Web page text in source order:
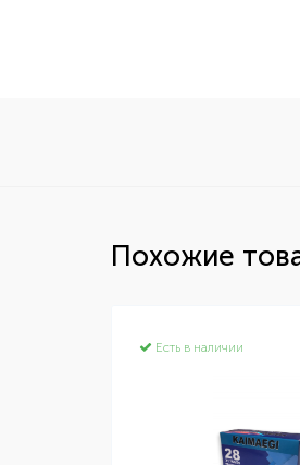
Похожие
Есть в наличии